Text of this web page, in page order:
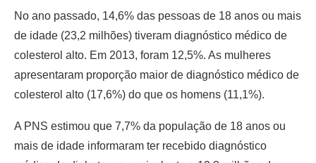
No ano passado, 14,6% das pessoas de 18 anos ou mais
de idade (23,2 milhões) tiveram diagnóstico médico de
colesterol alto. Em 2013, foram 12,5%. As mulheres
apresentaram proporção maior de diagnóstico médico de
colesterol alto (17,6%) do que os homens (11,1%).
A PNS estimou que 7,7% da população de 18 anos ou
mais de idade informaram ter recebido diagnóstico